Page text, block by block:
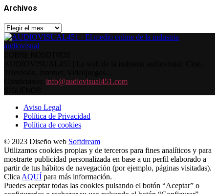
Archivos
Archivos
info@audiovisual451.com
Aviso Legal
Política de Privacidad
Política de cookies
© 2023 Diseño web Softdream
Utilizamos cookies propias y de terceros para fines analíticos y para
mostrarte publicidad personalizada en base a un perfil elaborado a
partir de tus hábitos de navegación (por ejemplo, páginas visitadas).
Clica AQUÍ para más información.
Puedes aceptar todas las cookies pulsando el botón “Aceptar” o